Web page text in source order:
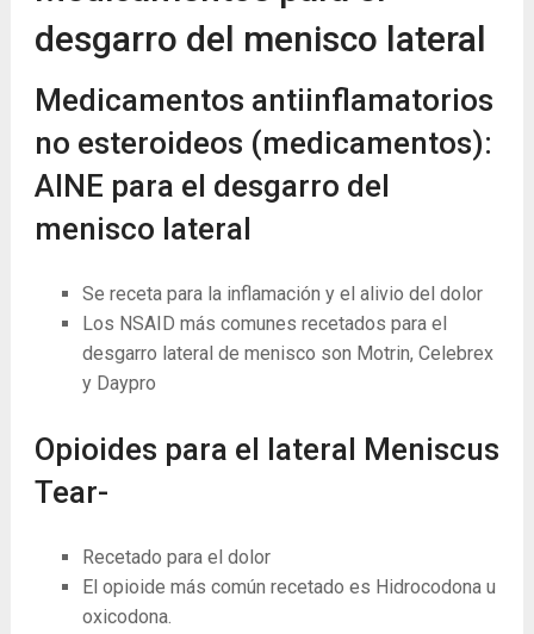
desgarro del menisco lateral
Medicamentos antiinflamatorios
no esteroideos (medicamentos):
AINE para el desgarro del
menisco lateral
Se receta para la inflamación y el alivio del dolor
Los NSAID más comunes recetados para el
desgarro lateral de menisco son Motrin, Celebrex
y Daypro
Opioides para el lateral Meniscus
Tear-
Recetado para el dolor
El opioide más común recetado es Hidrocodona u
oxicodona.